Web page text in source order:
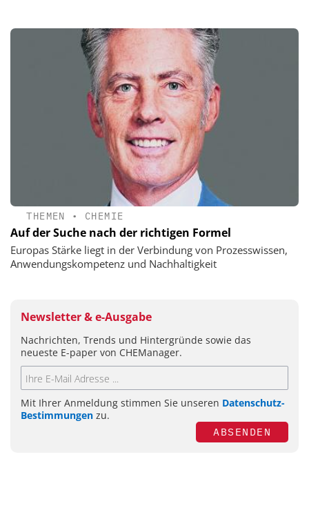
THEMEN • CHEMIE
Auf der Suche nach der richtigen Formel
Europas Stärke liegt in der Verbindung von Prozesswissen,
Anwendungskompetenz und Nachhaltigkeit
Newsletter & e-Ausgabe
Nachrichten, Trends und Hintergründe sowie das
neueste E-paper von CHEManager.
Mit Ihrer Anmeldung stimmen Sie unseren Datenschutz-
Bestimmungen zu.
ABSENDEN